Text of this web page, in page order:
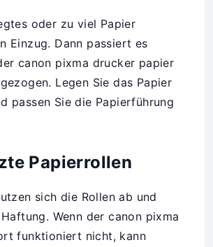
oder zu viel Papier
Einzug. Dann passiert es
canon pixma drucker papier
Legen Sie das Papier
passen Sie die Papierführung
Papierrollen
sich die Rollen ab und
Wenn der canon pixma
funktioniert nicht, kann